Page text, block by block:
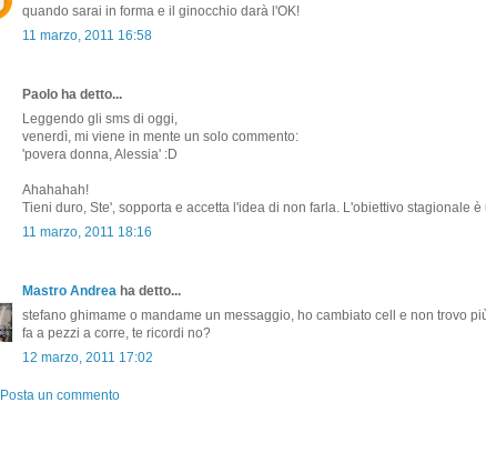
quando sarai in forma e il ginocchio darà l'OK!
11 marzo, 2011 16:58
Paolo ha detto...
Leggendo gli sms di oggi,
venerdì, mi viene in mente un solo commento:
'povera donna, Alessia' :D
Ahahahah!
Tieni duro, Ste', sopporta e accetta l'idea di non farla. L'obiettivo stagionale è
11 marzo, 2011 18:16
Mastro Andrea ha detto...
stefano ghimame o mandame un messaggio, ho cambiato cell e non trovo
fa a pezzi a corre, te ricordi no?
12 marzo, 2011 17:02
Posta un commento